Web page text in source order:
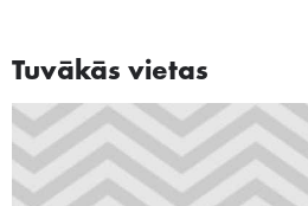
Tuvākās vietas